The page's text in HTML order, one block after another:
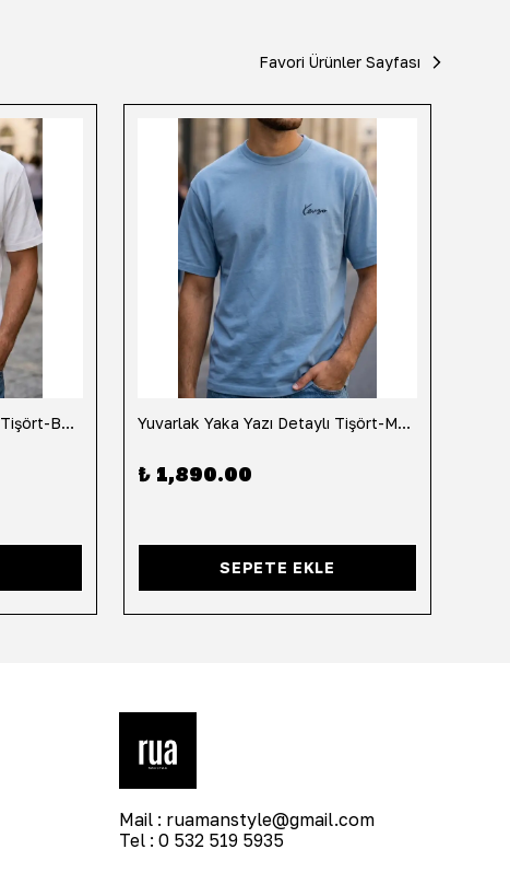
Favori Ürünler Sayfası
Yuvarlak Yaka Yazı Detaylı Tişört-Beyaz Yuvarlak Yaka Yazı Detaylı Tişört-Mavi
₺ 1,890.00
SEPETE EKLE
Mail : ruamanstyle@gmail.com
Tel : 0 532 519 5935